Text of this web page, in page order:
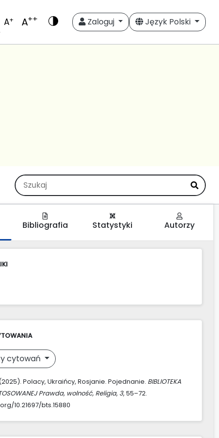
A+ A++ Zaloguj Język Polski
Bibliografia Statystyki Autorzy
cytowań
Polacy, Ukraińcy, Rosjanie. Pojednanie. BIBLIOTEKA
Prawda, wolność, Religia, 3, 55–72.
10.21697/bts.15880